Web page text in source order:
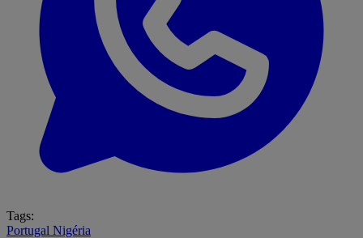
Tags:
Portugal Nigéria